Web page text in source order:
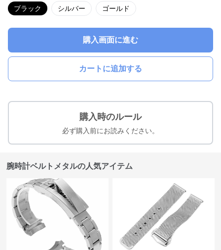
ブラック シルバー ゴールド
購入画面に進む
カートに追加する
購入時のルール
必ず購入前にお読みください。
腕時計ベルトメタルの人気アイテム